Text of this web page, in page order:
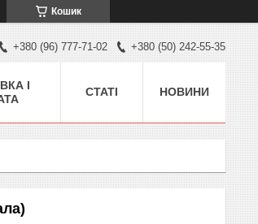
Кошик
+380 (96) 777-71-02 +380 (50) 242-55-35
І
СТАТІ НОВИНИ